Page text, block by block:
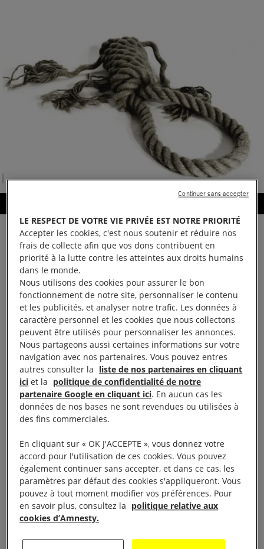
Selon l’agence de presse saoudienne,
le ministère de l’Intérieur de l’Arabie
saoudite a annoncé qu’une exécution
avait eu lieu à Riyadh vendredi 22
juillet, ce qui porte à 100 le nombre
total d’exécutions réalisées dans le
pays depuis le début de l’année 2016.
Avec sa 100e exécution cette année, l’Arabie
saouditepoursuit à toute allure son recours obstiné
à un châtiment cruel et inhumain, sans se soucier
de la justice et des droits humains.
À ce rythme-là, les bourreaux du royaume
atteindront voire dépasseront bientôt le nombre de
personnes qu’ils ont exécutées l’an dernier – qui,
s’élevant à 158, était déjà le plus élevé depuis 1995.
Beaucoup de prisonniers exécutés ont été
condamnés à l’issue de procès profondément
LE RESPECT DE VOTRE VIE PRIVÉE EST NOTRE PRIORITÉ
Accepter les cookies, c'est nous soutenir et réduire nos
frais de collecte afin que vos dons contribuent en
priorité à la lutte contre les atteintes aux droits humains
dans le monde.
Nous utilisons des cookies pour assurer le bon
fonctionnement de notre site, personnaliser le contenu
et les publicités, et analyser notre trafic. Les données à
caractère personnel et les cookies que nous collectons
peuvent être utilisés pour personnaliser les annonces.
Nous partageons aussi certaines informations sur votre
navigation avec nos partenaires. Vous pouvez entres
autres consulter la liste de nos partenaires en cliquant
ici et la politique de confidentialité de notre
partenaire Google en cliquant ici. En aucun cas les
données de nos bases ne sont revendues ou utilisées à
des fins commerciales.
En cliquant sur « OK J'ACCEPTE », vous donnez votre
accord pour l'utilisation de ces cookies. Vous pouvez
également continuer sans accepter, et dans ce cas, les
paramètres par défaut des cookies s'appliqueront. Vous
pouvez à tout moment modifier vos préférences. Pour
en savoir plus, consultez la politique relative aux
cookies d’Amnesty.
Continuer sans accepter